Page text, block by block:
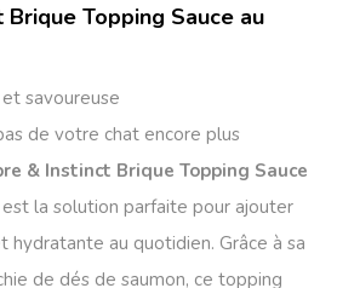
Topping Sauce au
savoureuse
de votre chat encore plus
& Instinct Brique Topping Sauce
est la solution parfaite pour ajouter
hydratante au quotidien. Grâce à sa
de dés de saumon, ce topping